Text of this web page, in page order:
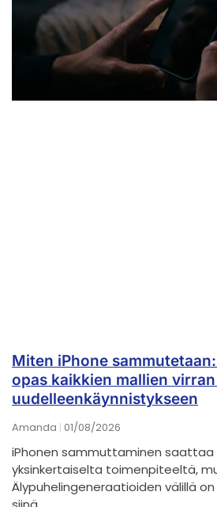
Miten iPhone
opas kaikkien mallien
uudelleenkäynnistykseen
Amanda 01/08/2026
iPhonen sammuttaminen saattaa
yksinkertaiselta toimenpiteeltä,
Älypuhelingeneraatioiden välillä